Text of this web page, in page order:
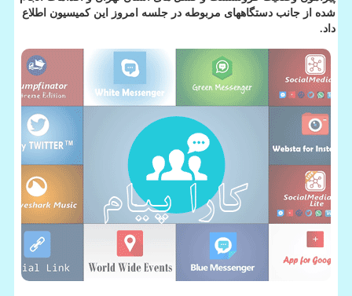
شده از جانب دستگاههای مربوطه در جلسه امروز این کمیسیون اطلاع
داد.